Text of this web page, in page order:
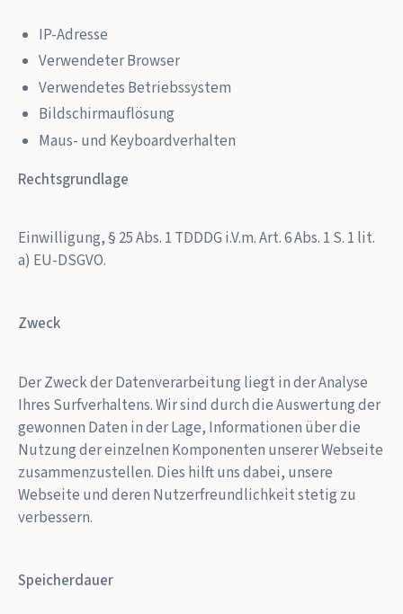
IP-Adresse
Verwendeter Browser
Verwendetes Betriebssystem
Bildschirmauflösung
Maus- und Keyboardverhalten
Rechtsgrundlage
Einwilligung, § 25 Abs. 1 TDDDG i.V.m. Art. 6 Abs. 1 S. 1 lit.
a) EU-DSGVO.
Zweck
Der Zweck der Datenverarbeitung liegt in der Analyse
Ihres Surfverhaltens. Wir sind durch die Auswertung der
gewonnen Daten in der Lage, Informationen über die
Nutzung der einzelnen Komponenten unserer Webseite
zusammenzustellen. Dies hilft uns dabei, unsere
Webseite und deren Nutzerfreundlichkeit stetig zu
verbessern.
Speicherdauer